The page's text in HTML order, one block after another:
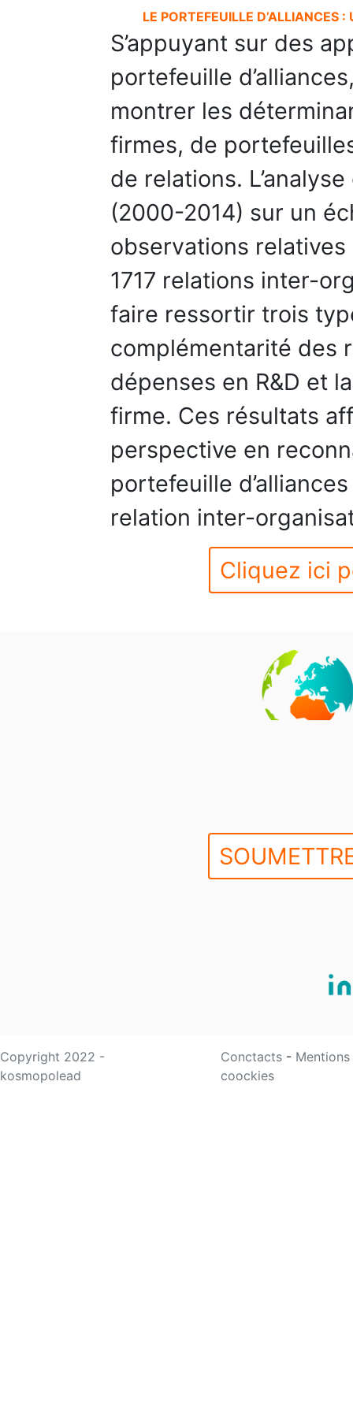
LE PORTEFEUILLE D’ALLIANCES
S’appuyant sur des
portefeuille
montrer les
firmes, de
de relations.
(2000-2014) sur un
observations
1717 relations inter-
faire ressortir trois
complémentarité des
dépenses en R&D et
firme. Ces résultats
perspective en
portefeuille
relation inter-
Cliquez ici
Copyright 2022 -
kosmopolead
Conctacts -
coockies